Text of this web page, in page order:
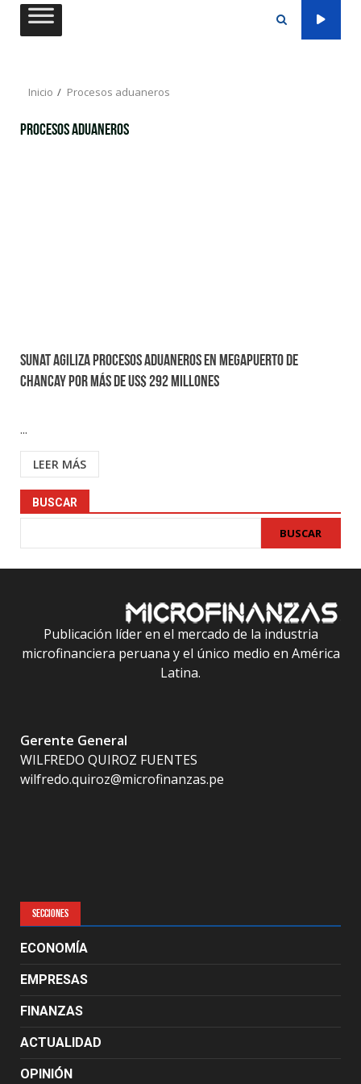
Saltar
Inicio Procesos aduaneros
Procesos aduaneros
Sunat agiliza procesos aduaneros en megapuerto de
Chancay por más de us$ 292 millones
...
LEER MÁS
BUSCAR
BUSCAR
Publicación líder en el mercado de la industria
microfinanciera peruana y el único medio en América
Latina.
Gerente General
WILFREDO QUIROZ FUENTES
wilfredo.quiroz@microfinanzas.pe
SECCIONES
ECONOMÍA
EMPRESAS
FINANZAS
ACTUALIDAD
OPINIÓN